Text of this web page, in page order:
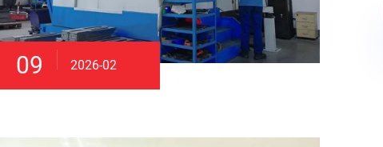
09 2026-02